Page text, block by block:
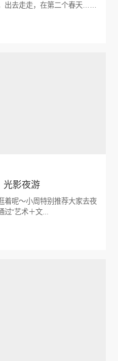
出去走走，在第二个春天……
光影夜游
着呢～小周特别推荐大家去夜
“艺术＋文...